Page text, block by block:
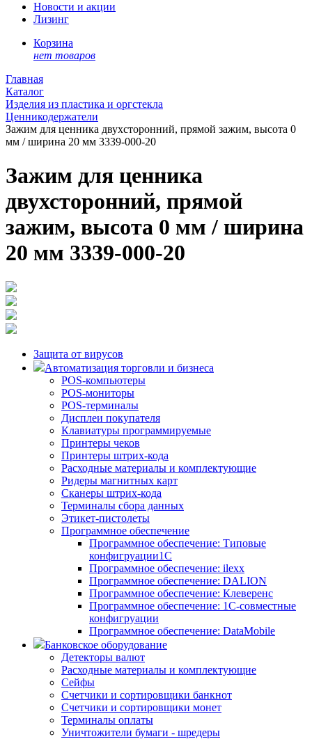
Новости и акции
Лизинг
Корзина
нет товаров
Главная
Каталог
Изделия из пластика и оргстекла
Ценникодержатели
Зажим для ценника двухсторонний, прямой зажим, высота 0
мм / ширина 20 мм 3339-000-20
Зажим для ценника
двухсторонний, прямой
зажим, высота 0 мм / ширина
20 мм 3339-000-20
Защита от вирусов
Автоматизация торговли и бизнеса
POS-компьютеры
POS-мониторы
POS-терминалы
Дисплеи покупателя
Клавиатуры программируемые
Принтеры чеков
Принтеры штрих-кода
Расходные материалы и комплектующие
Ридеры магнитных карт
Сканеры штрих-кода
Терминалы сбора данных
Этикет-пистолеты
Программное обеспечение
Программное обеспечение: Типовые
конфигруации1С
Программное обеспечение: ilexx
Программное обеспечение: DALION
Программное обеспечение: Клеверенс
Программное обеспечение: 1С-совместные
конфигруации
Программное обеспечение: DataMobile
Банковское оборудование
Детекторы валют
Расходные материалы и комплектующие
Сейфы
Счетчики и сортировщики банкнот
Счетчики и сортировщики монет
Терминалы оплаты
Уничтожители бумаги - шредеры